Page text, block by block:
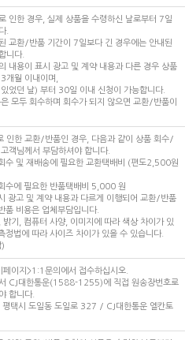
인한 경우, 실제 상품을 수령하신 날로부터 7일
.
교환/반품 기간이 7일보다 긴 경우에는 안내된
니다.
내용이 표시 광고 및 계약 내용과 다른 경우 상품
개월 이내이며,
었던 날) 부터 30일 이내 신청이 가능합니다.
모두 회수하며 회수가 되지 않으면 교환/반품이
인한 교환/반품인 경우, 다음과 같이 상품 회수/
객님께서 부담하셔야 합니다.
수 및 재배송에 필요한 교환택배비 (편도2,500원
수에 필요한 반품택배비 5,000 원
광고 및 계약 내용과 다르게 이행되어 교환/반품
품 비용은 업체부담입니다.
밝기, 컴퓨터 사양, 이미지에 따라 색상 차이가 있
정법에 따라 사이즈 차이가 있을 수 있습니다.
)
이지>1:1문의에서 접수하십시오.
CJ대한통운(1588-1255)에 직접 원송장번호로
합니다.
택시 도일동 도일로 327 / CJ대한통운 엘칸토